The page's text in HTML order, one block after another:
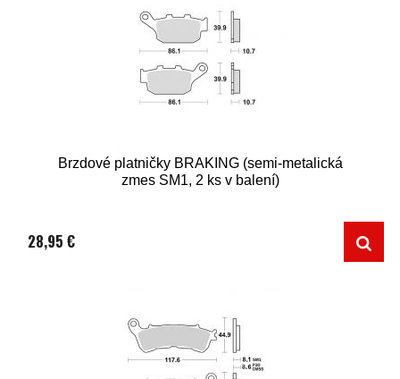
Brzdové platničky BRAKING (semi-metalická
zmes SM1, 2 ks v balení)
28,95 €